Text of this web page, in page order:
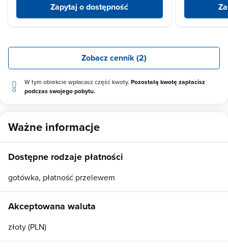
Zapytaj o dostępność
Zobacz cennik (2)
W tym obiekcie wpłacasz część kwoty. Pozostałą kwotę zapłacisz
podczas swojego pobytu.
Ważne informacje
Dostępne rodzaje płatności
gotówka, płatność przelewem
Akceptowana waluta
złoty (PLN)